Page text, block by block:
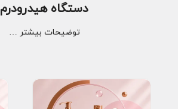
دستگاه هیدرودرم
توضیحات بیشتر …